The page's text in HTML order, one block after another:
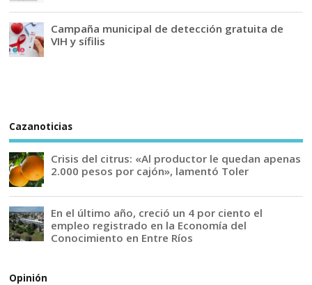
Campaña municipal de detección gratuita de
VIH y sífilis
Cazanoticias
Crisis del citrus: «Al productor le quedan apenas
2.000 pesos por cajón», lamentó Toler
En el último año, creció un 4 por ciento el
empleo registrado en la Economía del
Conocimiento en Entre Ríos
Opinión